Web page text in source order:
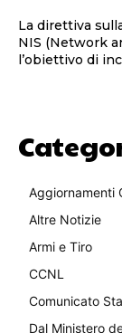
La direttiva
NIS (Network
l’obiettivo di
Aggiornamenti
Altre Notizie
Armi e Tiro
CCNL
Comunicato
Dal Ministero